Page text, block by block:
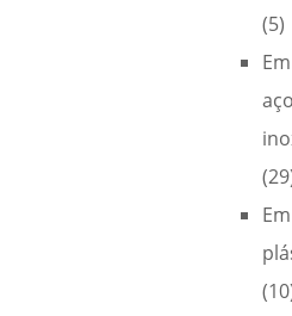
(5)
Em
Em